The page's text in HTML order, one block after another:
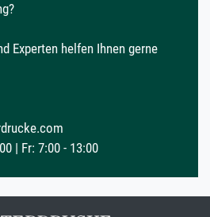
Experten helfen Ihnen gerne
| Fr: 7:00 - 13:00